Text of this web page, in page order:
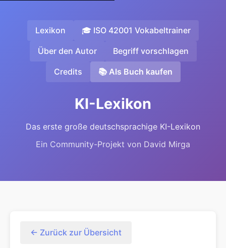
Lexikon 🎓 ISO 42001 Vokabeltrainer
Über den Autor Begriff vorschlagen
Credits 📚 Als Buch kaufen
KI-Lexikon
Das erste große deutschsprachige KI-Lexikon
Ein Community-Projekt von David Mirga
← Zurück zur Übersicht